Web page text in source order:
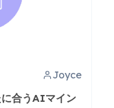
Joyce
合うAIマイン